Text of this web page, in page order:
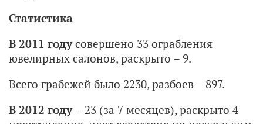
Статистика
В 2011 годусовершено 33 ограбления
ювелирных салонов, раскрыто – 9.
Всего грабежей было 2230, разбоев – 897.
В 2012 году – 23 (за 7 месяцев), раскрыто 4